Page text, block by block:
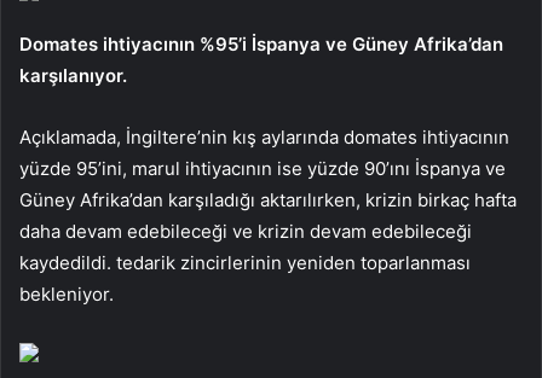
Domates ihtiyacının %95’i İspanya ve Güney Afrika’dan
karşılanıyor.
Açıklamada, İngiltere’nin kış aylarında domates ihtiyacının
yüzde 95’ini, marul ihtiyacının ise yüzde 90’ını İspanya ve
Güney Afrika’dan karşıladığı aktarılırken, krizin birkaç hafta
daha devam edebileceği ve krizin devam edebileceği
kaydedildi. tedarik zincirlerinin yeniden toparlanması
bekleniyor.